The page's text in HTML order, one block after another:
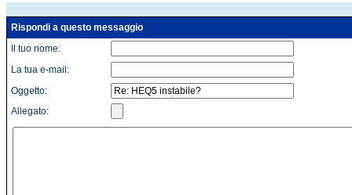
Rispondi a questo messaggio
Il tuo nome:
La tua e-mail:
Oggetto:
Allegato: